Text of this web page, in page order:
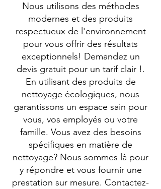
Nous utilisons des méthodes
modernes et des produits
respectueux de l'environnement
pour vous offrir des résultats
exceptionnels! Demandez un
devis gratuit pour un tarif clair !.
En utilisant des produits de
nettoyage écologiques, nous
garantissons un espace sain pour
vous, vos employés ou votre
famille. Vous avez des besoins
spécifiques en matière de
nettoyage? Nous sommes là pour
y répondre et vous fournir une
prestation sur mesure. Contactez-